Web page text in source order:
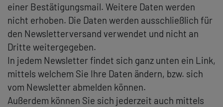
einer Bestätigungsmail. Weitere Daten werden
nicht erhoben. Die Daten werden ausschließlich für
den Newsletterversand verwendet und nicht an
Dritte weitergegeben.
In jedem Newsletter findet sich ganz unten ein Link,
mittels welchem Sie Ihre Daten ändern, bzw. sich
vom Newsletter abmelden können.
Außerdem können Sie sich jederzeit auch mittels